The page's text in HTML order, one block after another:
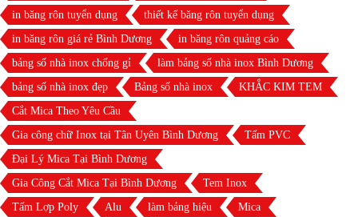
in băng rôn tuyển dụng
thiết kế băng rôn tuyển dụng
in băng rôn giá rẻ Bình Dương
in băng rôn quảng cáo
bảng số nhà inox chống gỉ
làm bảng số nhà inox Bình Dương
bảng số nhà inox đẹp
Bảng số nhà inox
KHẮC KIM TEM
Cắt Mica Theo Yêu Cầu
Gia công chữ Inox tại Tân Uyên Bình Dương
Tấm PVC
Đại Lý Mica Tại Bình Dương
Gia Công Cắt Mica Tại Bình Dương
Tem Inox
Tấm Lợp Poly
Alu làm bảng hiệu
Mica